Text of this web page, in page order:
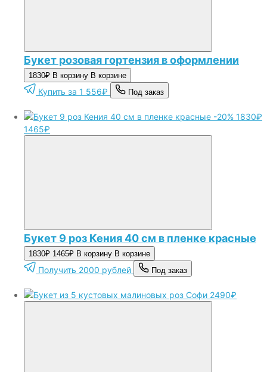
Букет розовая гортензия в оформлении
1830₽ В корзину В корзине
Купить за 1 556₽ Под заказ
-20% 1830₽
1465₽
Букет 9 роз Кения 40 см в пленке красные
1830₽ 1465₽ В корзину В корзине
Получить 2000 рублей Под заказ
2490₽